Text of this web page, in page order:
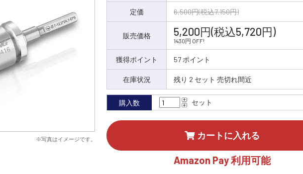
※写真はイメージです。
定価 6,500円(税込7,150円)
販売価格 5,200円(税込5,720円)
1430円 OFF!
獲得ポイント 57 ポイント
在庫状況 残り 2 セット 売切れ間近
購入数 セット
カートに入れる
Amazon Pay 利用可能